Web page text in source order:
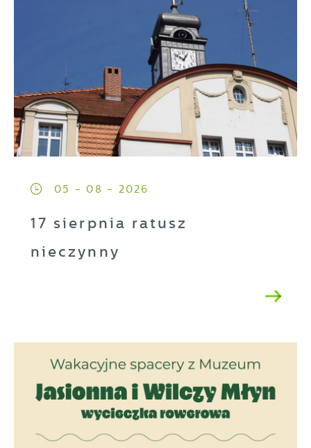
05 - 08 - 2026
17 sierpnia ratusz
nieczynny